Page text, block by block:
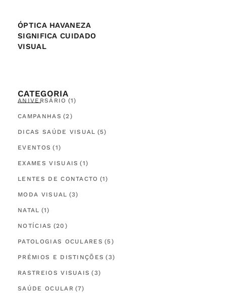
ÓPTICA HAVANEZA
SIGNIFICA CUIDADO
VISUAL
CATEGORIA
ANIVERSÁRIO (1)
CAMPANHAS (2)
DICAS SAÚDE VISUAL (5)
EVENTOS (1)
EXAMES VISUAIS (1)
LENTES DE CONTACTO (1)
MODA VISUAL (3)
NATAL (1)
NOTÍCIAS (20)
PATOLOGIAS OCULARES (5)
PRÉMIOS E DISTINÇÕES (3)
RASTREIOS VISUAIS (3)
SAÚDE OCULAR (7)